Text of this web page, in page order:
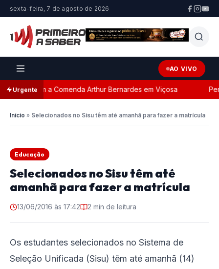
sexta-feira, 7 de agosto de 2026
AO VIVO
Urgente
com a Comenda Arthur Bernardes em Viçosa
Início » Selecionados no Sisu têm até amanhã para fazer a matrícula
Educação
Selecionados no Sisu têm até
amanhã para fazer a matrícula
13/06/2016 às 17:42 2 min de leitura
Os estudantes selecionados no Sistema de
Seleção Unificada (Sisu) têm até amanhã (14)